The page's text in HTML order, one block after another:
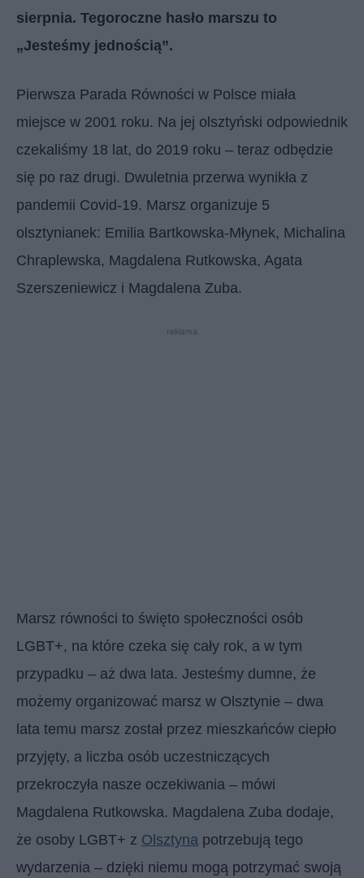
sierpnia. Tegoroczne hasło marszu to
„Jesteśmy jednością”.
Pierwsza Parada Równości w Polsce miała
miejsce w 2001 roku. Na jej olsztyński odpowiednik
czekaliśmy 18 lat, do 2019 roku – teraz odbędzie
się po raz drugi. Dwuletnia przerwa wynikła z
pandemii Covid-19. Marsz organizuje 5
olsztynianek: Emilia Bartkowska-Młynek, Michalina
Chraplewska, Magdalena Rutkowska, Agata
Szerszeniewicz i Magdalena Zuba.
reklama
Marsz równości to święto społeczności osób
LGBT+, na które czeka się cały rok, a w tym
przypadku – aż dwa lata. Jesteśmy dumne, że
możemy organizować marsz w Olsztynie – dwa
lata temu marsz został przez mieszkańców ciepło
przyjęty, a liczba osób uczestniczących
przekroczyła nasze oczekiwania – mówi
Magdalena Rutkowska. Magdalena Zuba dodaje,
że osoby LGBT+ z Olsztyna potrzebują tego
wydarzenia – dzięki niemu mogą potrzymać swoją